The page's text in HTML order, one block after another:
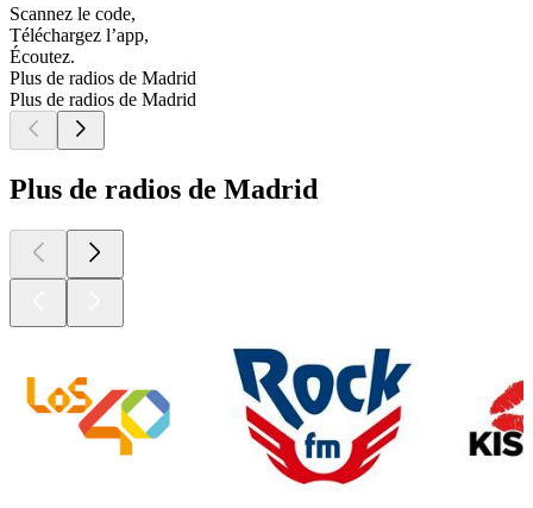
Scannez le code,
Téléchargez l’app,
Écoutez.
Plus de radios de Madrid
Plus de radios de Madrid
Plus de radios de Madrid